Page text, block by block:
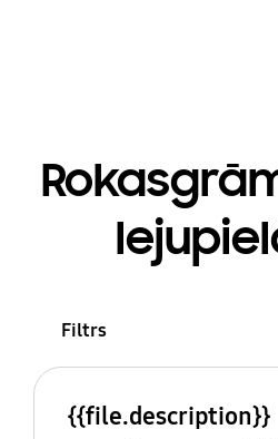
Filtrs
{{file.description}}